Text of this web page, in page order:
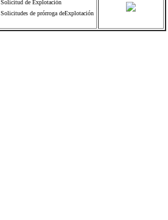
Solicitud de Explotación
Solicitudes de prórroga deExplotación